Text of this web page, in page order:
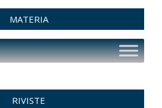
MATERIA
RIVISTE